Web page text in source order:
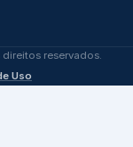
reservados.
Uso